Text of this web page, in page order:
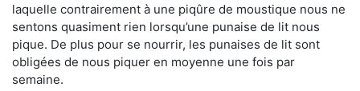
laquelle contrairement à une piqûre de moustique nous ne
sentons quasiment rien lorsqu’une punaise de lit nous
pique. De plus pour se nourrir, les punaises de lit sont
obligées de nous piquer en moyenne une fois par
semaine.